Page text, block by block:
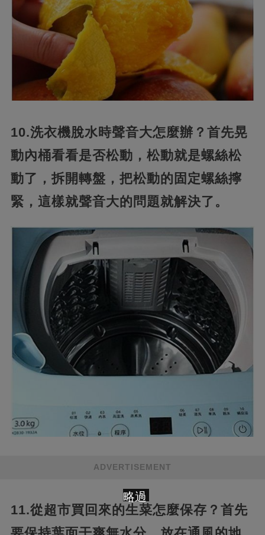
10.洗衣機脫水時聲音大怎麼辦？首先晃
動內桶看看是否松動，松動就是螺絲松
動了，拆開轉盤，把松動的固定螺絲擰
緊，這樣就聲音大的問題就解決了。
ADVERTISEMENT
11.從超市買回來的生菜怎麼保存？首先
略過